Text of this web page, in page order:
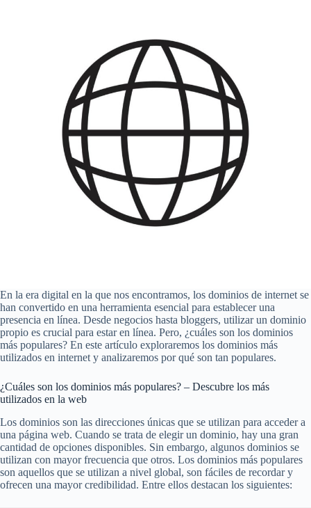
En la era digital en la que nos encontramos, los dominios de internet se
han convertido en una herramienta esencial para establecer una
presencia en línea. Desde negocios hasta bloggers, utilizar un dominio
propio es crucial para estar en línea. Pero, ¿cuáles son los dominios
más populares? En este artículo exploraremos los dominios más
utilizados en internet y analizaremos por qué son tan populares.
¿Cuáles son los dominios más populares? – Descubre los más
utilizados en la web
Los dominios son las direcciones únicas que se utilizan para acceder a
una página web. Cuando se trata de elegir un dominio, hay una gran
cantidad de opciones disponibles. Sin embargo, algunos dominios se
utilizan con mayor frecuencia que otros. Los dominios más populares
son aquellos que se utilizan a nivel global, son fáciles de recordar y
ofrecen una mayor credibilidad. Entre ellos destacan los siguientes: